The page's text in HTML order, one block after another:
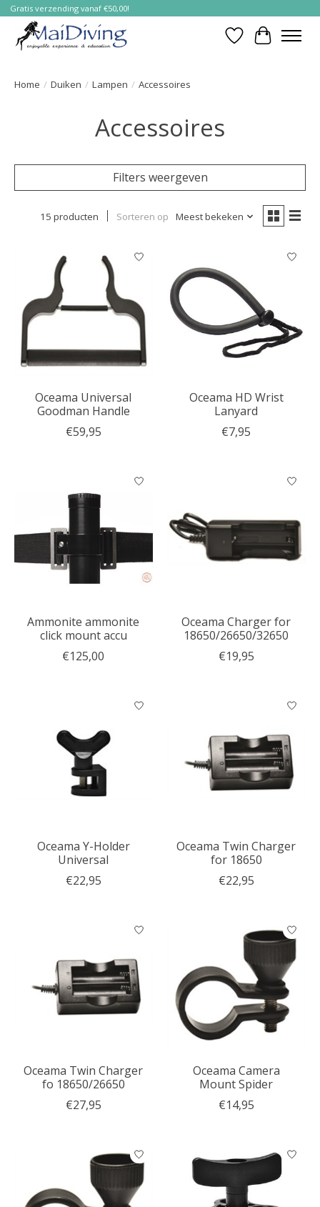
Gratis verzending vanaf €50,00!
Verlanglijst
Home / Duiken / Lampen / Accessoires
Accessoires
Filters weergeven
15 producten Sorteren op Meest bekeken
Oceama Universal
Goodman Handle
€59,95
Oceama HD Wrist
Lanyard
€7,95
Ammonite ammonite
click mount accu
€125,00
Oceama Charger for
18650/26650/32650
€19,95
Oceama Y-Holder
Universal
€22,95
Oceama Twin Charger
for 18650
€22,95
Oceama Twin Charger
fo 18650/26650
€27,95
Oceama Camera
Mount Spider
€14,95